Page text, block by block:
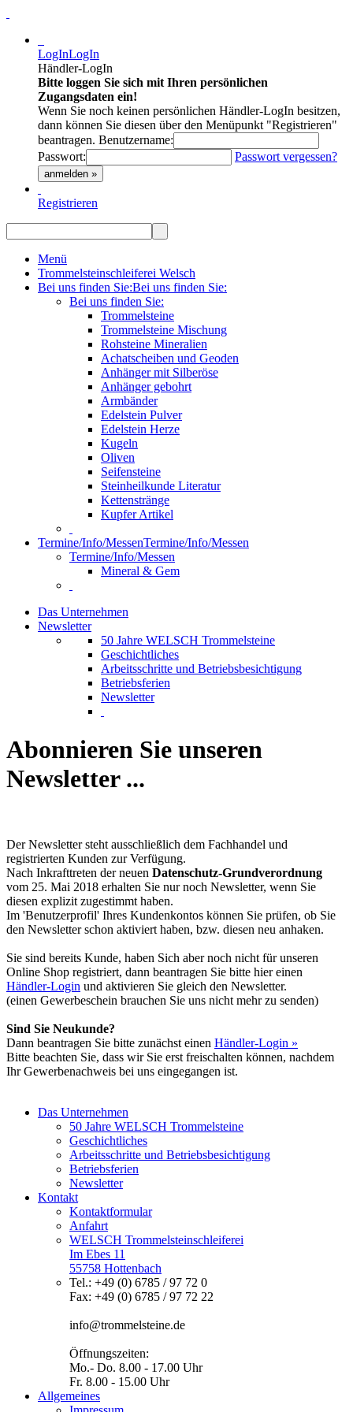
LogInLogIn
Händler-LogIn
Bitte loggen Sie sich mit Ihren persönlichen
Zugangsdaten ein!
Wenn Sie noch keinen persönlichen Händler-LogIn besitzen,
dann können Sie diesen über den Menüpunkt "Registrieren"
beantragen. Benutzername:
Passwort:
Passwort vergessen?
anmelden »
Registrieren
Menü
Trommelsteinschleiferei Welsch
Bei uns finden Sie:Bei uns finden Sie:
Bei uns finden Sie:
Trommelsteine
Trommelsteine Mischung
Rohsteine Mineralien
Achatscheiben und Geoden
Anhänger mit Silberöse
Anhänger gebohrt
Armbänder
Edelstein Pulver
Edelstein Herze
Kugeln
Oliven
Seifensteine
Steinheilkunde Literatur
Kettenstränge
Kupfer Artikel
Termine/Info/MessenTermine/Info/Messen
Termine/Info/Messen
Mineral & Gem
Das Unternehmen
Newsletter
50 Jahre WELSCH Trommelsteine
Geschichtliches
Arbeitsschritte und Betriebsbesichtigung
Betriebsferien
Newsletter
Abonnieren Sie unseren
Newsletter ...
Der Newsletter steht ausschließlich dem Fachhandel und
registrierten Kunden zur Verfügung.
Nach Inkrafttreten der neuen Datenschutz-Grundverordnung
vom 25. Mai 2018 erhalten Sie nur noch Newsletter, wenn Sie
diesen explizit zugestimmt haben.
Im 'Benutzerprofil' Ihres Kundenkontos können Sie prüfen, ob Sie
den Newsletter schon aktiviert haben, bzw. diesen neu anhaken.
Sie sind bereits Kunde, haben Sich aber noch nicht für unseren
Online Shop registriert, dann beantragen Sie bitte hier einen
Händler-Login und aktivieren Sie gleich den Newsletter.
(einen Gewerbeschein brauchen Sie uns nicht mehr zu senden)
Sind Sie Neukunde?
Dann beantragen Sie bitte zunächst einen Händler-Login »
Bitte beachten Sie, dass wir Sie erst freischalten können, nachdem
Ihr Gewerbenachweis bei uns eingegangen ist.
Das Unternehmen
50 Jahre WELSCH Trommelsteine
Geschichtliches
Arbeitsschritte und Betriebsbesichtigung
Betriebsferien
Newsletter
Kontakt
Kontaktformular
Anfahrt
WELSCH Trommelsteinschleiferei
Im Ebes 11
55758 Hottenbach
Tel.: +49 (0) 6785 / 97 72 0
Fax: +49 (0) 6785 / 97 72 22
info@trommelsteine.de
Öffnungszeiten:
Mo.- Do. 8.00 - 17.00 Uhr
Fr. 8.00 - 15.00 Uhr
Allgemeines